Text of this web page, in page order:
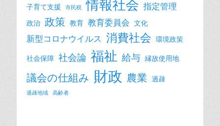
子育て支援 市民税 情報社会 指定管理
政治 政策 教育 教育委員会 文化
新型コロナウイルス 消費社会 環境政策
社会保障 社会論 福祉 給与 縁故使用地
議会の仕組み 財政 農業 過疎
過疎地域 高齢者